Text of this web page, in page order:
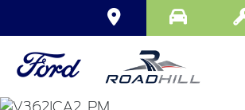
TOURNEO
CUSTOM